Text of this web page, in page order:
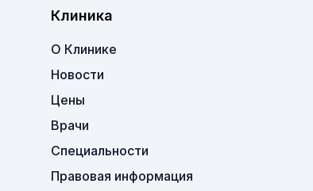
Клиника
О Клинике
Новости
Цены
Врачи
Специальности
Правовая информация